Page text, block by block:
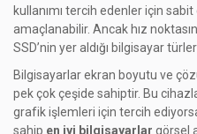
kullanımı tercih edenler için
amaçlanabilir. Ancak hız
SSD’nin yer aldığı bilgisayar
Bilgisayarlar ekran boyutu ve
pek çok çeşide sahiptir. Bu
grafik işlemleri için tercih
sahip en iyi bilgisayarlar görsel